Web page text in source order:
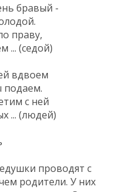
бравый -
праву,
... (седой)
вдвоем
с ней
... (людей)
проводят с
родители. У них